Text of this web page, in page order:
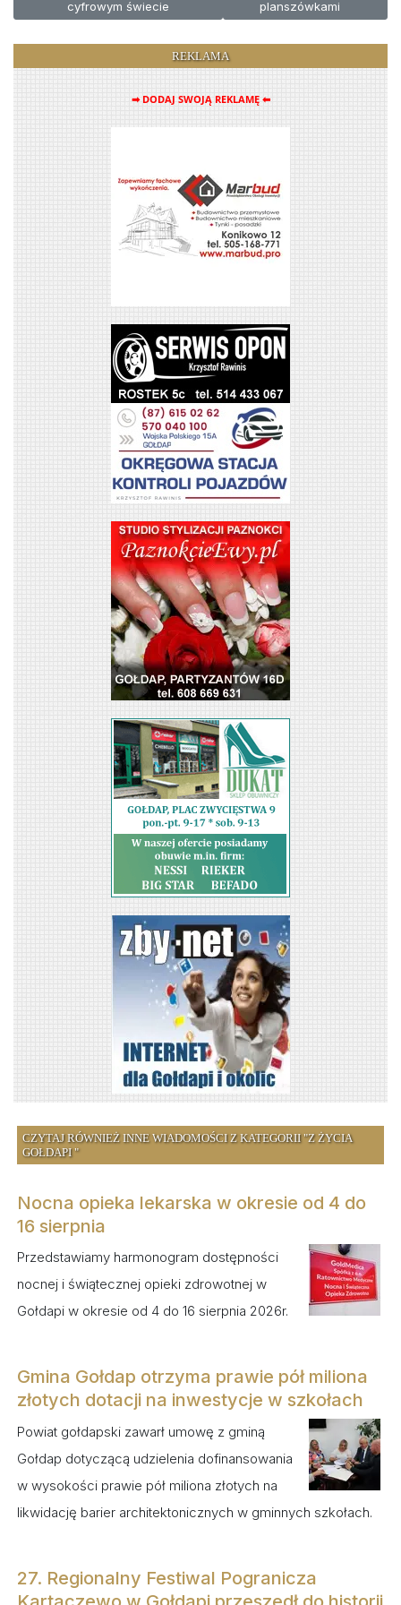
cyfrowym świecie
planszówkami
REKLAMA
➡ DODAJ SWOJĄ REKLAMĘ ⬅
CZYTAJ RÓWNIEŻ INNE WIADOMOŚCI Z KATEGORII "Z ŻYCIA
GOŁDAPI "
Nocna opieka lekarska w okresie od 4 do
16 sierpnia
Przedstawiamy harmonogram dostępności
nocnej i świątecznej opieki zdrowotnej w
Gołdapi w okresie od 4 do 16 sierpnia 2026r.
Gmina Gołdap otrzyma prawie pół miliona
złotych dotacji na inwestycje w szkołach
Powiat gołdapski zawarł umowę z gminą
Gołdap dotyczącą udzielenia dofinansowania
w wysokości prawie pół miliona złotych na
likwidację barier architektonicznych w gminnych szkołach.
27. Regionalny Festiwal Pogranicza